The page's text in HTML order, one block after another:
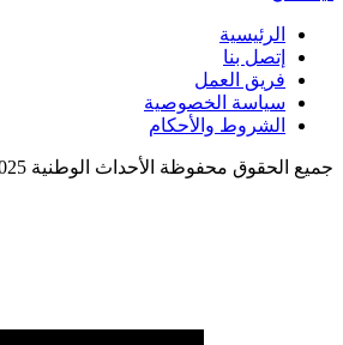
الرئيسية
إتصل بنا
فريق العمل
سياسة الخصوصية
الشروط والأحكام
جميع الحقوق محفوظة الأحداث الوطنية 2025 ©